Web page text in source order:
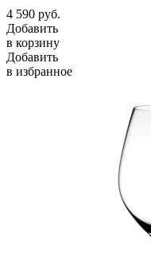
4 590 руб.
Добавить
в корзину
Добавить
в избранное